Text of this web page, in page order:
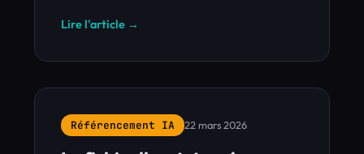
Lire l'article →
Référencement IA 22 mars 2026